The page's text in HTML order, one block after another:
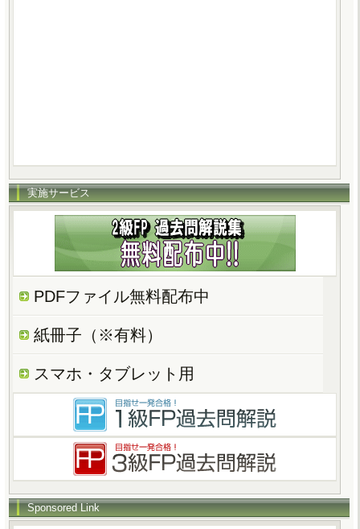
実施サービス
PDFファイル無料配布中
紙冊子（※有料）
スマホ・タブレット用
Sponsored Link